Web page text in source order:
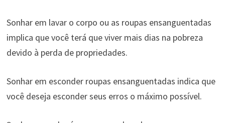
Sonhar em lavar o corpo ou as roupas ensanguentadas
implica que você terá que viver mais dias na pobreza
devido à perda de propriedades.
Sonhar em esconder roupas ensanguentadas indica que
você deseja esconder seus erros o máximo possível.